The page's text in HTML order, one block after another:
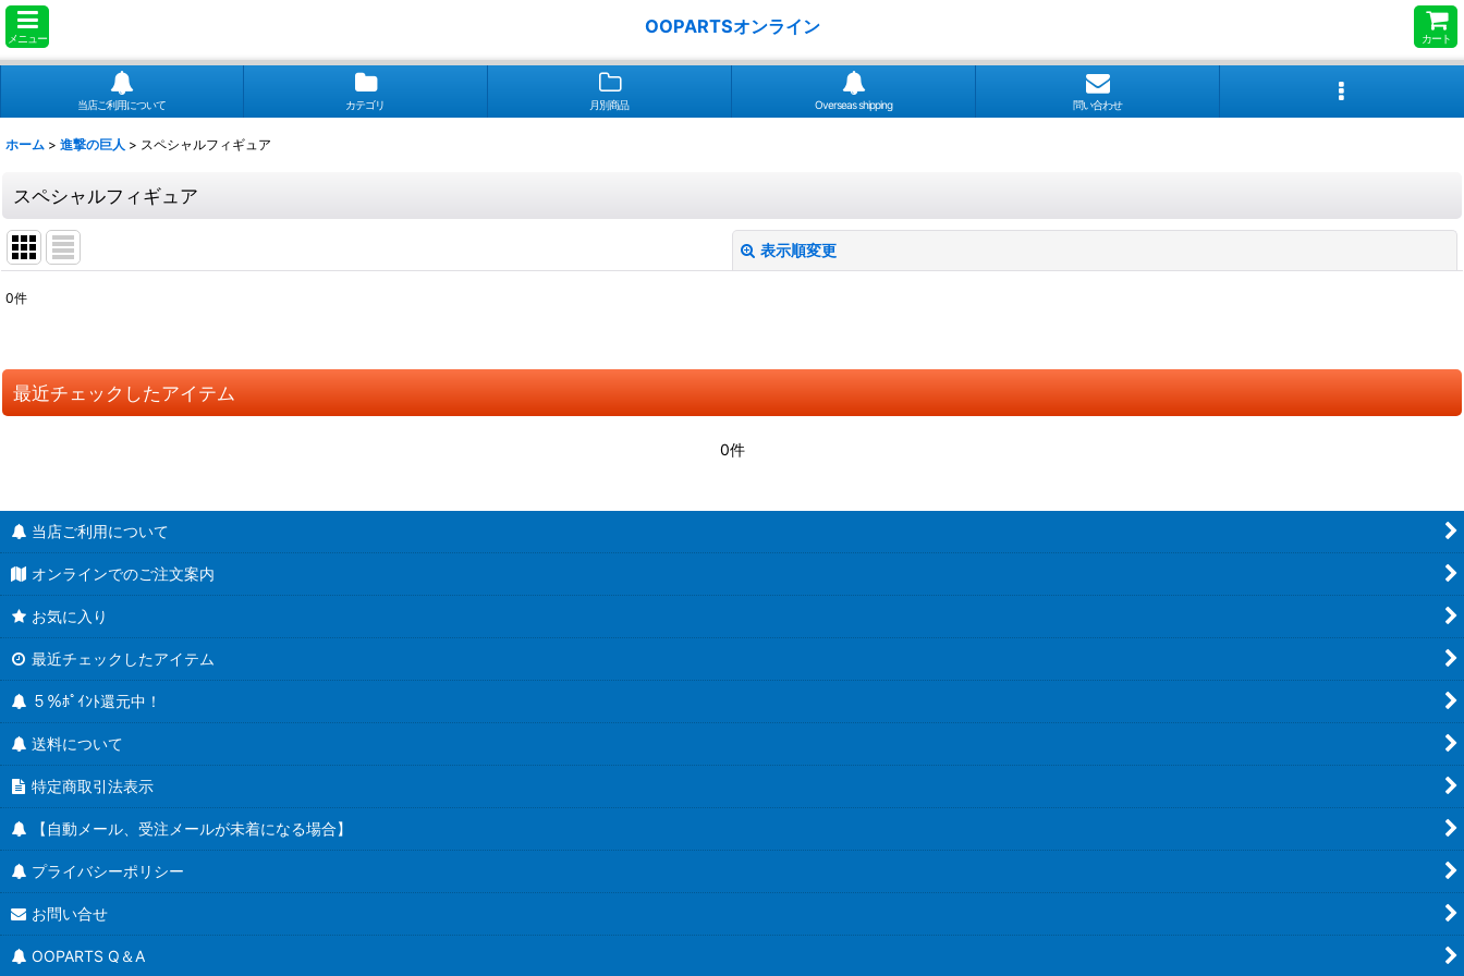
メニュー
OOPARTSオンライン
カート
当店ご利用について カテゴリ 月別商品 Overseas shipping 問い合わせ
ホーム > 進撃の巨人 > スペシャルフィギュア
スペシャルフィギュア
表示順変更
並び順:
0件
最近チェックしたアイテム
0件
当店ご利用について
オンラインでのご注文案内
お気に入り
最近チェックしたアイテム
５％ﾎﾟｲﾝﾄ還元中！
送料について
特定商取引法表示
【自動メール、受注メールが未着になる場合】
プライバシーポリシー
お問い合せ
OOPARTS Q＆A